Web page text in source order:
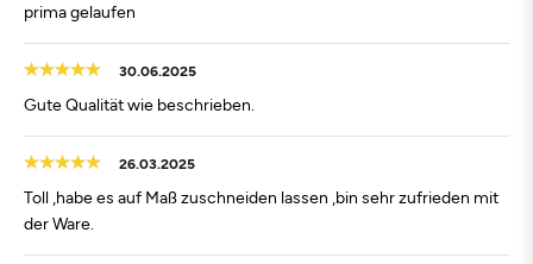
prima gelaufen
30.06.2025
Gute Qualität wie beschrieben.
26.03.2025
Toll ,habe es auf Maß zuschneiden lassen ,bin sehr zufrieden mit
der Ware.